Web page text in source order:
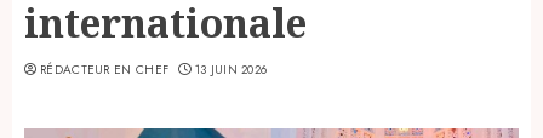
internationale
RÉDACTEUR EN CHEF 13 JUIN 2026